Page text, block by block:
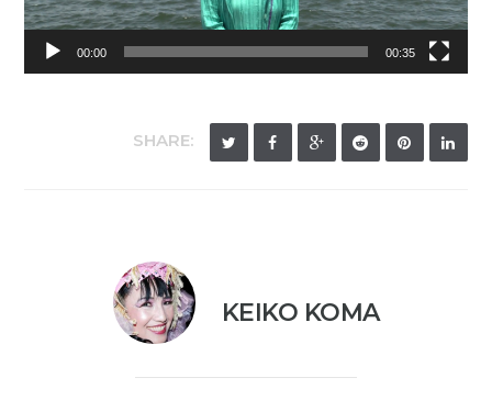
ー
00:00 00:35
SHARE:
KEIKO KOMA